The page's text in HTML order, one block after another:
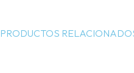
PRODUCTOS